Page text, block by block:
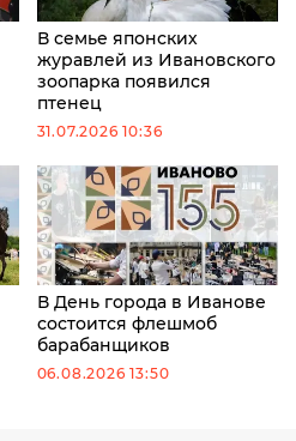
В семье японских
журавлей из Ивановского
зоопарка появился
птенец
31.07.2026 10:36
В День города в Иванове
состоится флешмоб
барабанщиков
06.08.2026 13:50